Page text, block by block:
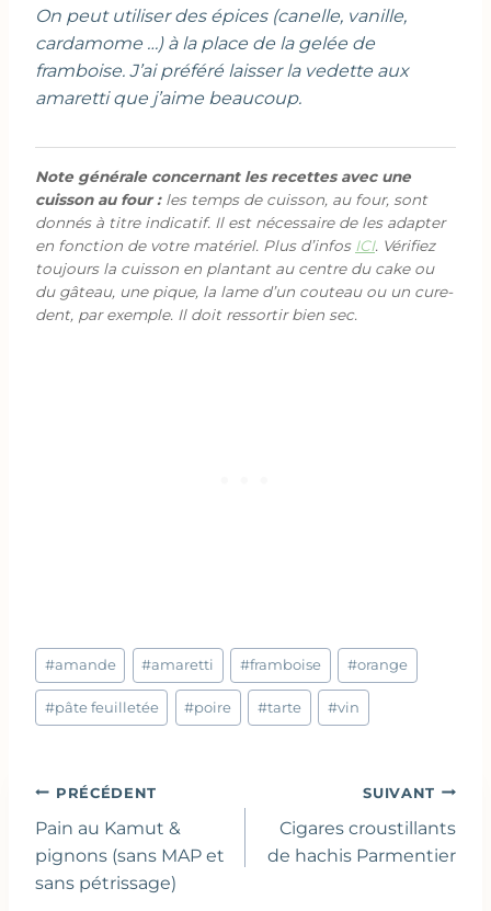
On peut utiliser des épices (canelle, vanille,
cardamome …) à la place de la gelée de
framboise. J’ai préféré laisser la vedette aux
amaretti que j’aime beaucoup.
Note générale concernant les recettes avec une
cuisson au four :les temps de cuisson, au four, sont
donnés à titre indicatif. Il est nécessaire de les adapter
en fonction de votre matériel. Plus d’infos ICI. Vérifiez
toujours la cuisson en plantant au centre du cake ou
du gâteau, une pique, la lame d’un couteau ou un cure-
dent, par exemple. Il doit ressortir bien sec.
Étiquettes
de
la
#amande #amaretti #framboise #orange
#pâte feuilletée #poire #tarte #vin
Navigation
de
l’article
PRÉCÉDENT
Pain au Kamut &
pignons (sans MAP et
sans pétrissage)
SUIVANT
Cigares croustillants
de hachis Parmentier